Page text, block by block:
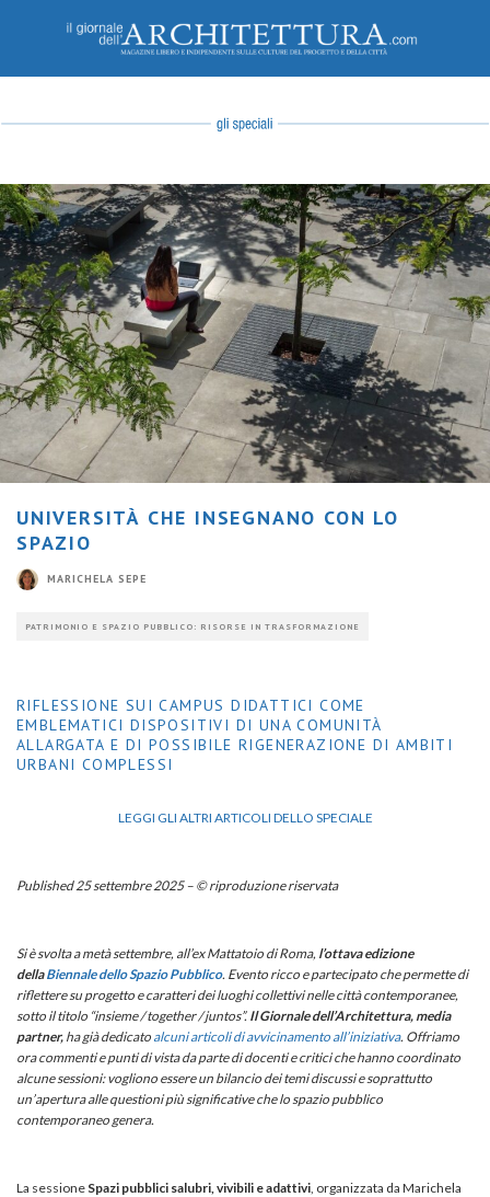
UNIVERSITÀ CHE INSEGNANO CON LO
SPAZIO
MARICHELA SEPE
PATRIMONIO E SPAZIO PUBBLICO: RISORSE IN TRASFORMAZIONE
RIFLESSIONE SUI CAMPUS DIDATTICI COME
EMBLEMATICI DISPOSITIVI DI UNA COMUNITÀ
ALLARGATA E DI POSSIBILE RIGENERAZIONE DI AMBITI
URBANI COMPLESSI
LEGGI GLI ALTRI ARTICOLI DELLO SPECIALE
Published 25 settembre 2025 – © riproduzione riservata
Si è svolta a metà settembre, all’ex Mattatoio di Roma, l’ottava edizione
dellaBiennale dello Spazio Pubblico. Evento ricco e partecipato che permette di
riflettere su progetto e caratteri dei luoghi collettivi nelle città contemporanee,
sotto il titolo “insieme / together / juntos”. Il Giornale dell’Architettura, media
partner, ha già dedicato alcuni articoli di avvicinamento all’iniziativa. Offriamo
ora commenti e punti di vista da parte di docenti e critici che hanno coordinato
alcune sessioni: vogliono essere un bilancio dei temi discussi e soprattutto
un’apertura alle questioni più significative che lo spazio pubblico
contemporaneo genera.
La sessione Spazi pubblici salubri, vivibili e adattivi , organizzata da Marichela